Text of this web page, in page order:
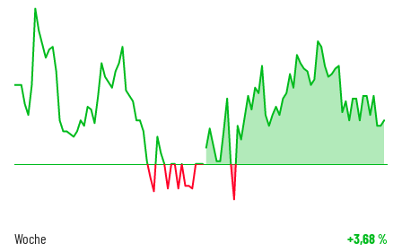
Woche +3,68%